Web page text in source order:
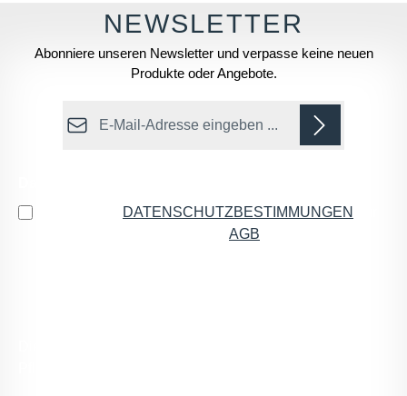
Abonniere unseren Newsletter und verpasse keine neuen
Produkte oder Angebote.
E-Mail-Adresse*
DATENSCHUTZBESTIMMUNGEN
AGB